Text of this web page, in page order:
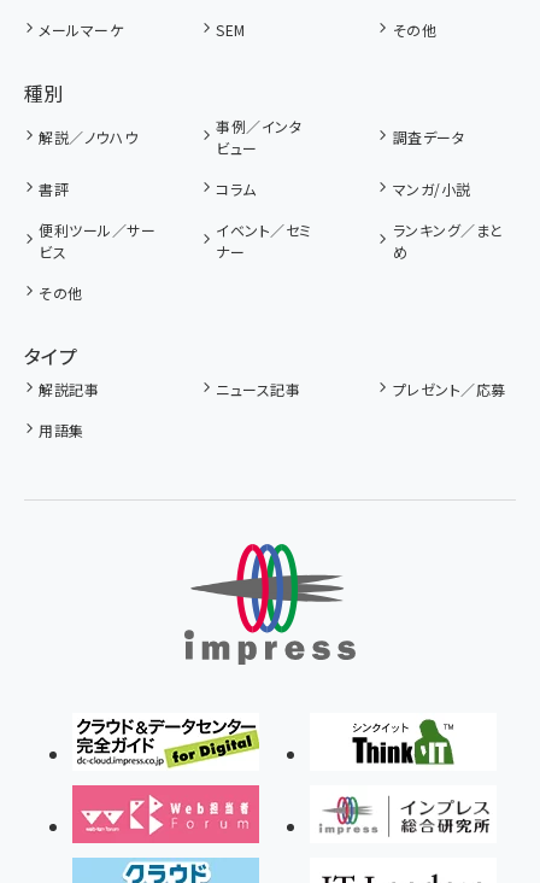
メールマーケ
SEM その他
種別
解説／ノウハウ
事例／インタ
ビュー
調査データ
書評 コラム
マンガ/小説
便利ツール／サー
ビス
イベント／セミ
ナー
ランキング／まと
め
その他
タイプ
解説記事 ニュース記事
プレゼント／応募
用語集